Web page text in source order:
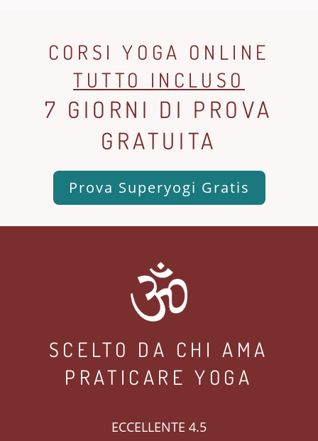
CORSI YOGA ONLINE
TUTTO INCLUSO
7 GIORNI DI PROVA
GRATUITA
Prova Superyogi Gratis
SCELTO DA CHI AMA
PRATICARE YOGA
ECCELLENTE 4.5